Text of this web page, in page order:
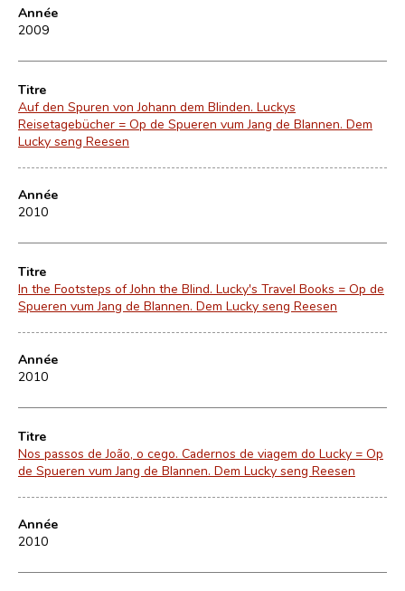
Année
2009
Titre
Auf den Spuren von Johann dem Blinden. Luckys
Reisetagebücher = Op de Spueren vum Jang de Blannen. Dem
Lucky seng Reesen
Année
2010
Titre
In the Footsteps of John the Blind. Lucky's Travel Books = Op de
Spueren vum Jang de Blannen. Dem Lucky seng Reesen
Année
2010
Titre
Nos passos de João, o cego. Cadernos de viagem do Lucky = Op
de Spueren vum Jang de Blannen. Dem Lucky seng Reesen
Année
2010